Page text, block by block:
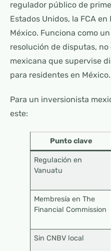
regulador público de
Estados Unidos, la FCA en
México. Funciona como
resolución de disputas,
mexicana que supervise
para residentes en México.
Para un inversionista
este:
Punto clave
Regulación en
Vanuatu
Membresía en The
Financial Commission
Sin CNBV local